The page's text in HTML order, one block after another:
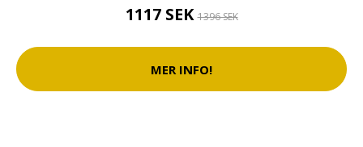
1117 SEK1396 SEK
MER INFO!